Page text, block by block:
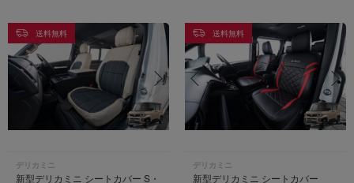
送料無料
デリカミニ
新型デリカミニ シートカバー S・
送料無料
デリカミニ
新型デリカミニ シートカバー